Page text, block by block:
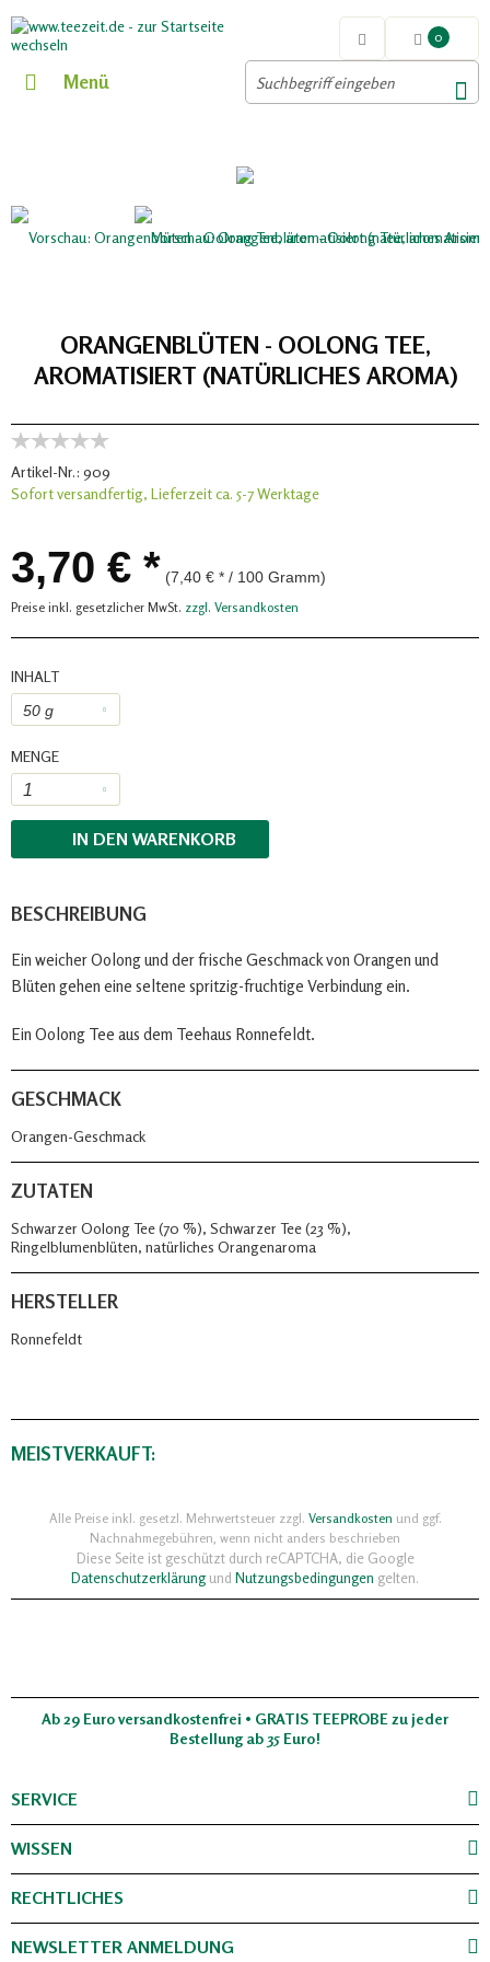
0
Menü
ORANGENBLÜTEN - OOLONG TEE,
AROMATISIERT (NATÜRLICHES AROMA)
Artikel-Nr.: 909
Sofort versandfertig, Lieferzeit ca. 5-7 Werktage
3,70 € * (7,40 € * / 100 Gramm)
Preise inkl. gesetzlicher MwSt. zzgl. Versandkosten
INHALT
MENGE
IN DEN WARENKORB
BESCHREIBUNG
Ein weicher Oolong und der frische Geschmack von Orangen und
Blüten gehen eine seltene spritzig-fruchtige Verbindung ein.
Ein Oolong Tee aus dem Teehaus Ronnefeldt.
GESCHMACK
Orangen-Geschmack
ZUTATEN
Schwarzer Oolong Tee (70 %), Schwarzer Tee (23 %),
Ringelblumenblüten, natürliches Orangenaroma
HERSTELLER
Ronnefeldt
MEISTVERKAUFT:
Alle Preise inkl. gesetzl. Mehrwertsteuer zzgl. Versandkosten und ggf.
Nachnahmegebühren, wenn nicht anders beschrieben
Diese Seite ist geschützt durch reCAPTCHA, die Google
Datenschutzerklärungund Nutzungsbedingungen gelten.
Ab 29 Euro versandkostenfrei • GRATIS TEEPROBE zu jeder
Bestellung ab 35 Euro!
SERVICE
WISSEN
RECHTLICHES
NEWSLETTER ANMELDUNG